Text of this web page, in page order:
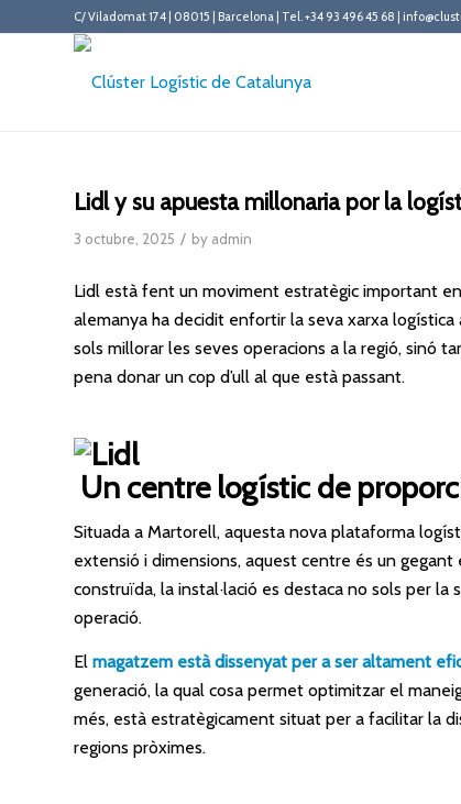
C/ Viladomat 174 | 08015 | Barcelona | Tel. +34 93 496 45 68 |
Lidl y su apuesta millonaria por la
3 octubre, 2025 / by admin
Lidl està fent un moviment estratègic important
alemanya ha decidit enfortir la seva xarxa
sols millorar les seves operacions a la regió, sinó
pena donar un cop d’ull al que està passant.
Un centre logístic de
Situada a Martorell, aquesta nova plataforma
extensió i dimensions, aquest centre és un
construïda, la instal·lació es destaca no sols per la
operació.
El magatzem està dissenyat per a ser altament
generació, la qual cosa permet optimitzar el
més, està estratègicament situat per a facilitar la
regions pròximes.